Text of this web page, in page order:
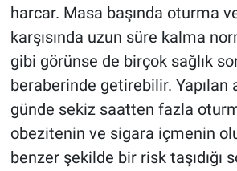
harcar. Masa başında oturma
karşısında uzun süre kalma
gibi görünse de birçok sağlık
beraberinde getirebilir. Yapılan
günde sekiz saatten fazla
obezitenin ve sigara içmenin
benzer şekilde bir risk taşıdığı